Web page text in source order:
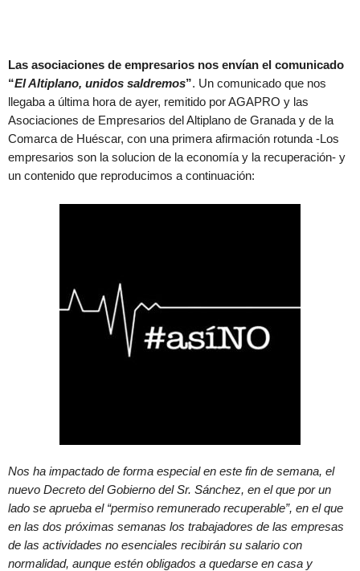
Las asociaciones de empresarios nos envían el comunicado
“El Altiplano, unidos saldremos”. Un comunicado que nos
llegaba a última hora de ayer, remitido por AGAPRO y las
Asociaciones de Empresarios del Altiplano de Granada y de la
Comarca de Huéscar, con una primera afirmación rotunda -Los
empresarios son la solucion de la economía y la recuperación- y
un contenido que reproducimos a continuación:
Nos ha impactado de forma especial en este fin de semana, el
nuevo Decreto del Gobierno del Sr. Sánchez, en el que por un
lado se aprueba el “permiso remunerado recuperable”, en el que
en las dos próximas semanas los trabajadores de las empresas
de las actividades no esenciales recibirán su salario con
normalidad, aunque estén obligados a quedarse en casa y